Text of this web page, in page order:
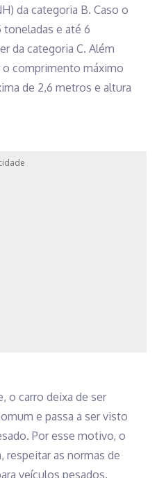
da categoria B. Caso o
toneladas e até 6
da categoria C. Além
o comprimento máximo
de 2,6 metros e altura
o carro deixa de ser
e passa a ser visto
Por esse motivo, o
as normas de
veículos pesados.